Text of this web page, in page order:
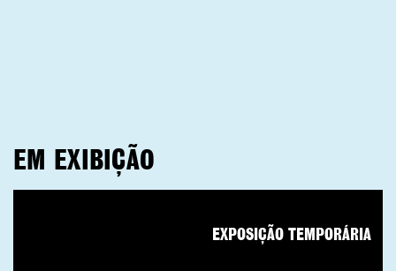
EM EXIBIÇÃO
EXPOSIÇÃO TEMPORÁRIA